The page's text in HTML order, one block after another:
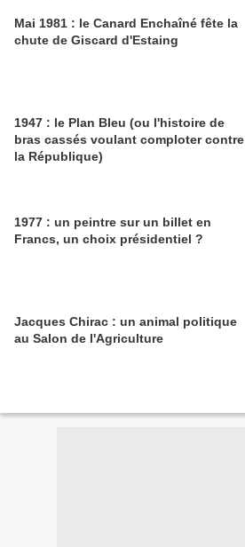
Mai 1981 : le Canard Enchaîné fête la
chute de Giscard d'Estaing
1947 : le Plan Bleu (ou l'histoire de
bras cassés voulant comploter contre
la République)
1977 : un peintre sur un billet en
Francs, un choix présidentiel ?
Jacques Chirac : un animal politique
au Salon de l'Agriculture